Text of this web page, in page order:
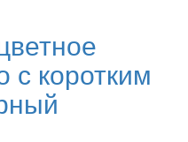
с коротким